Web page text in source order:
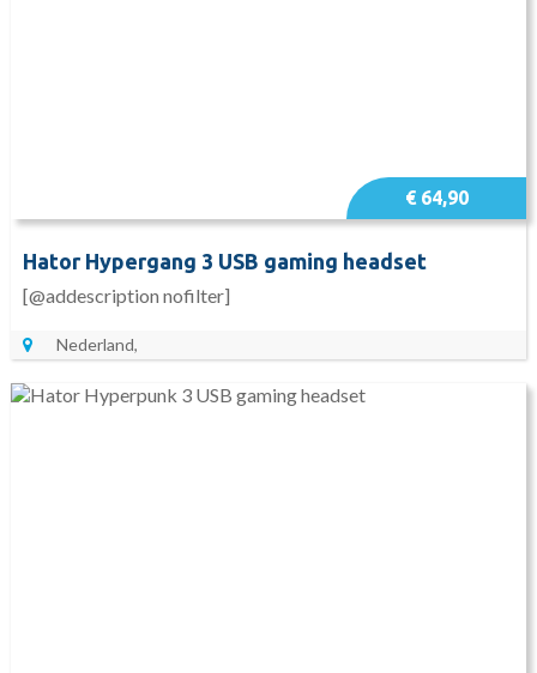
€ 64,90
Hator Hypergang 3 USB gaming headset
[@addescription nofilter]
Nederland,